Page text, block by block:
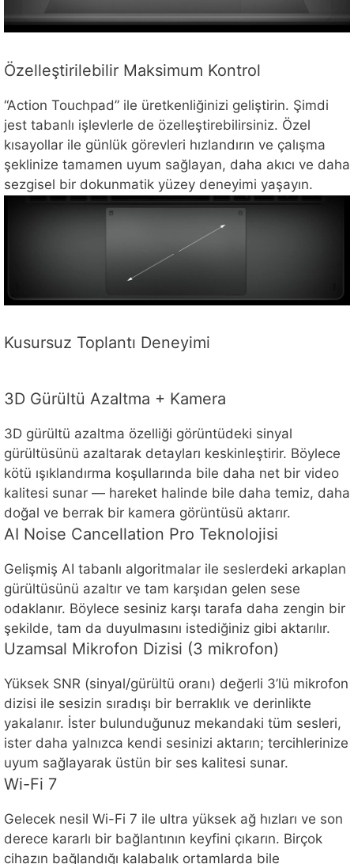
Özelleştirilebilir Maksimum Kontrol
“Action Touchpad” ile üretkenliğinizi geliştirin. Şimdi
jest tabanlı işlevlerle de özelleştirebilirsiniz. Özel
kısayollar ile günlük görevleri hızlandırın ve çalışma
şeklinize tamamen uyum sağlayan, daha akıcı ve daha
sezgisel bir dokunmatik yüzey deneyimi yaşayın.
Kusursuz Toplantı Deneyimi
3D Gürültü Azaltma + Kamera
3D gürültü azaltma özelliği görüntüdeki sinyal
gürültüsünü azaltarak detayları keskinleştirir. Böylece
kötü ışıklandırma koşullarında bile daha net bir video
kalitesi sunar — hareket halinde bile daha temiz, daha
doğal ve berrak bir kamera görüntüsü aktarır.
AI Noise Cancellation Pro Teknolojisi
Gelişmiş AI tabanlı algoritmalar ile seslerdeki arkaplan
gürültüsünü azaltır ve tam karşıdan gelen sese
odaklanır. Böylece sesiniz karşı tarafa daha zengin bir
şekilde, tam da duyulmasını istediğiniz gibi aktarılır.
Uzamsal Mikrofon Dizisi (3 mikrofon)
Yüksek SNR (sinyal/gürültü oranı) değerli 3’lü mikrofon
dizisi ile sesizin sıradışı bir berraklık ve derinlikte
yakalanır. İster bulunduğunuz mekandaki tüm sesleri,
ister daha yalnızca kendi sesinizi aktarın; tercihlerinize
uyum sağlayarak üstün bir ses kalitesi sunar.
Wi-Fi 7
Gelecek nesil Wi-Fi 7 ile ultra yüksek ağ hızları ve son
derece kararlı bir bağlantının keyfini çıkarın. Birçok
cihazın bağlandığı kalabalık ortamlarda bile